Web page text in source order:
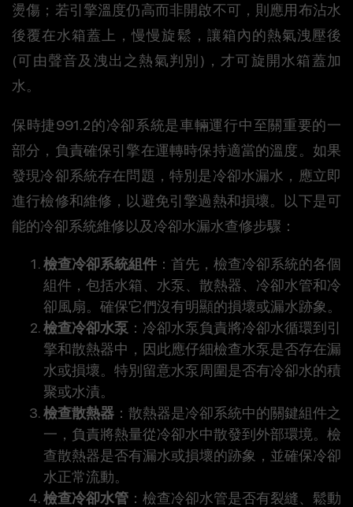
燙傷；若引擎溫度仍高而非開啟不可，則應用布沾水
後覆在水箱蓋上，慢慢旋鬆，讓箱內的熱氣洩壓後
(可由聲音及洩出之熱氣判別)，才可旋開水箱蓋加
水。
保時捷991.2的冷卻系統是車輛運行中至關重要的一
部分，負責確保引擎在運轉時保持適當的溫度。如果
發現冷卻系統存在問題，特別是冷卻水漏水，應立即
進行檢修和維修，以避免引擎過熱和損壞。以下是可
能的冷卻系統維修以及冷卻水漏水查修步驟：
檢查冷卻系統組件 ：首先，檢查冷卻系統的各個
組件，包括水箱、水泵、散熱器、冷卻水管和冷
卻風扇。確保它們沒有明顯的損壞或漏水跡象。
檢查冷卻水泵 ：冷卻水泵負責將冷卻水循環到引
擎和散熱器中，因此應仔細檢查水泵是否存在漏
水或損壞。特別留意水泵周圍是否有冷卻水的積
聚或水漬。
檢查散熱器 ：散熱器是冷卻系統中的關鍵組件之
一，負責將熱量從冷卻水中散發到外部環境。檢
查散熱器是否有漏水或損壞的跡象，並確保冷卻
水正常流動。
檢查冷卻水管 ：檢查冷卻水管是否有裂縫、鬆動